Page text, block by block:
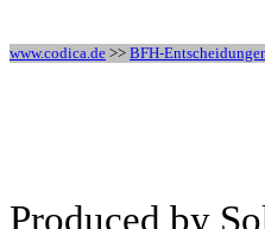
www.codica.de >> BFH-
Produced by